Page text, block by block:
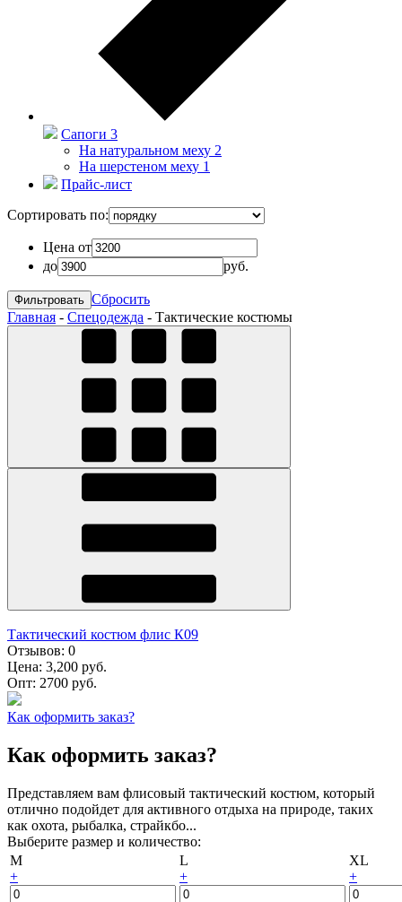
Сапоги 3
На натуральном меху 2
На шерстеном меху 1
Прайс-лист
Сортировать по:
Цена от
до
руб.
Сбросить
Главная - Спецодежда - Тактические костюмы
Тактический костюм флис К09
Отзывов: 0
Цена: 3,200 руб.
Опт: 2700 руб.
Как оформить заказ?
Как оформить заказ?
Представляем вам флисовый тактический костюм, который
отлично подойдет для активного отдыха на природе, таких
как охота, рыбалка, страйкбо...
Выберите размер и количество:
M
+
L
+
XL
+